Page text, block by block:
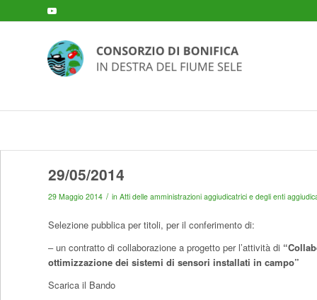
29/05/2014
29 Maggio 2014 / in Atti delle amministrazioni aggiudicatrici e degli enti
Selezione pubblica per titoli, per il conferimento di:
– un contratto di collaborazione a progetto per l’attività di “
ottimizzazione dei sistemi di sensori installati in campo”
Scarica il Bando